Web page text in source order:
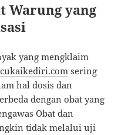
Warung yang
yang mengklaim
sering
hal dosis dan
dengan obat yang
Obat dan
tidak melalui uji